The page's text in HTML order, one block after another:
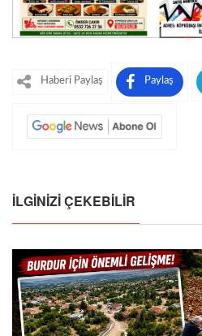
Haberi Paylaş Paylaş
İLGINIZI ÇEKEBILIR